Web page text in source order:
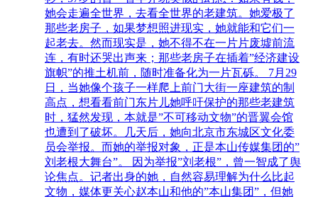
她会走遍全世界，去看全世界的老建筑。她爱极了
那些老房子，如果梦想照进现实，她就能和它们一
起老去。然而现实是，她不得不在一片片废墟前流
连，有时还哭出声来；那些老房子在插着”经济建设
旗帜”的推土机前，随时准备化为一片瓦砾。 7月29
日，当她像个孩子一样爬上前门大街一座建筑的制
高点，想看看前门东片儿她呼吁保护的那些老建筑
时，猛然发现，本就是”不可移动文物”的晋翼会馆
也遭到了破坏。几天后，她向北京市东城区文化委
员会举报。而她的举报对象，正是本山传媒集团的”
刘老根大舞台”。 因为举报”刘老根”，曾一智成了舆
论焦点。记者出身的她，自然容易理解为什么比起
文物，媒体更关心赵本山和他的”本山集团”，但她